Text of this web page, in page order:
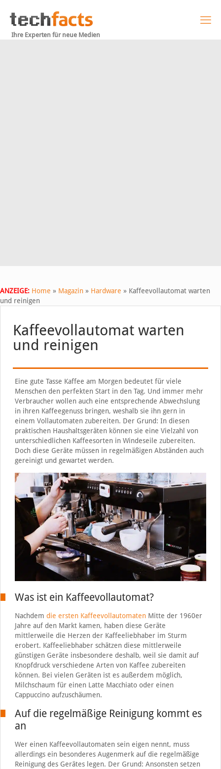
Ihre Experten für neue Medien
ANZEIGE: Home » Magazin » Hardware » Kaffeevollautomat warten
und reinigen
Kaffeevollautomat warten
und reinigen
Eine gute Tasse Kaffee am Morgen bedeutet für viele
Menschen den perfekten Start in den Tag. Und immer mehr
Verbraucher wollen auch eine entsprechende Abwechslung
in ihren Kaffeegenuss bringen, weshalb sie ihn gern in
einem Vollautomaten zubereiten. Der Grund: In diesen
praktischen Haushaltsgeräten können sie eine Vielzahl von
unterschiedlichen Kaffeesorten in Windeseile zubereiten.
Doch diese Geräte müssen in regelmäßigen Abständen auch
gereinigt und gewartet werden.
Was ist ein Kaffeevollautomat?
Nachdem die ersten KaffeevollautomatenMitte der 1960er
Jahre auf den Markt kamen, haben diese Geräte
mittlerweile die Herzen der Kaffeeliebhaber im Sturm
erobert. Kaffeeliebhaber schätzen diese mittlerweile
günstigen Geräte insbesondere deshalb, weil sie damit auf
Knopfdruck verschiedene Arten von Kaffee zubereiten
können. Bei vielen Geräten ist es außerdem möglich,
Milchschaum für einen Latte Macchiato oder einen
Cappuccino aufzuschäumen.
Auf die regelmäßige Reinigung kommt es
an
Wer einen Kaffeevollautomaten sein eigen nennt, muss
allerdings ein besonderes Augenmerk auf die regelmäßige
Reinigung des Gerätes legen. Der Grund: Ansonsten setzen